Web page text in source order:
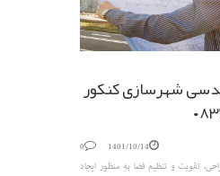
شهرسازی کنکور
1401/10/14
0
تقویت و تنظیم فضا به منظور ایجاد